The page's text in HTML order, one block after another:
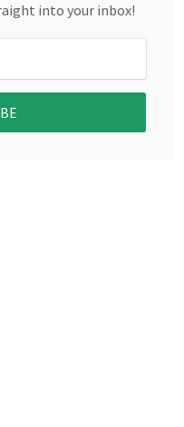
into your inbox!